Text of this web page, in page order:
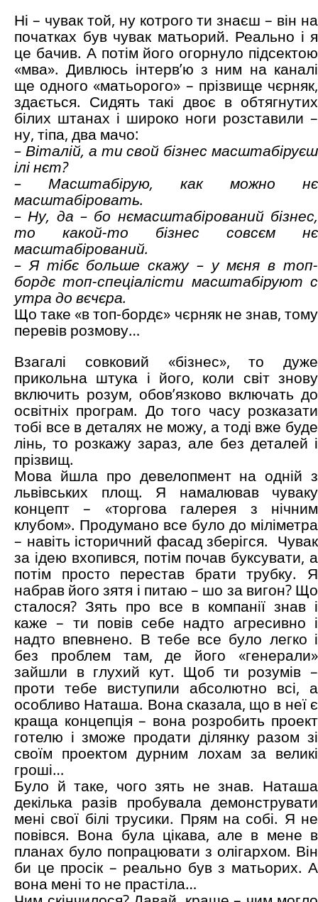
Ні – чувак той, ну котрого ти знаєш – він на
початках був чувак матьорий. Реально і я
це бачив. А потім його огорнуло підсектою
«мва». Дивлюсь інтерв’ю з ним на каналі
ще одного «матьорого» – прізвище чєрняк,
здається. Сидять такі двоє в обтягнутих
білих штанах і широко ноги розставили –
ну, тіпа, два мачо:
– Віталій, а ти свой бізнес масштабіруєш
ілі нєт?
– Масштабірую, как можно нє
масштабіровать.
– Ну, да – бо нємасштабірований бізнес,
то какой-то бізнес совсєм нє
масштабірований.
– Я тібє больше скажу – у мєня в топ-
бордє топ-спеціалісти масштабіруют с
утра до вєчєра.
Що таке «в топ-бордє» чєрняк не знав, тому
перевів розмову…
Взагалі совковий «бізнес», то дуже
прикольна штука і його, коли світ знову
включить розум, обов’язково включать до
освітніх програм. До того часу розказати
тобі все в деталях не можу, а тоді вже буде
лінь, то розкажу зараз, але без деталей і
прізвищ.
Мова йшла про девелопмент на одній з
львівських площ. Я намалював чуваку
концепт – «торгова галерея з нічним
клубом». Продумано все було до міліметра
– навіть історичний фасад зберігся. Чувак
за ідею вхопився, потім почав буксувати, а
потім просто перестав брати трубку. Я
набрав його зятя і питаю – шо за вигон? Що
сталося? Зять про все в компанії знав і
каже – ти повів себе надто агресивно і
надто впевнено. В тебе все було легко і
без проблем там, де його «генерали»
зайшли в глухий кут. Щоб ти розумів –
проти тебе виступили абсолютно всі, а
особливо Наташа. Вона сказала, що в неї є
краща концепція – вона розробить проект
готелю і зможе продати ділянку разом зі
своїм проектом дурним лохам за великі
гроші…
Було й таке, чого зять не знав. Наташа
декілька разів пробувала демонструвати
мені свої білі трусики. Прям на собі. Я не
повівся. Вона була цікава, але в мене в
планах було попрацювати з олігархом. Він
би це просік – реально був з матьорих. А
вона мені то не прастіла…